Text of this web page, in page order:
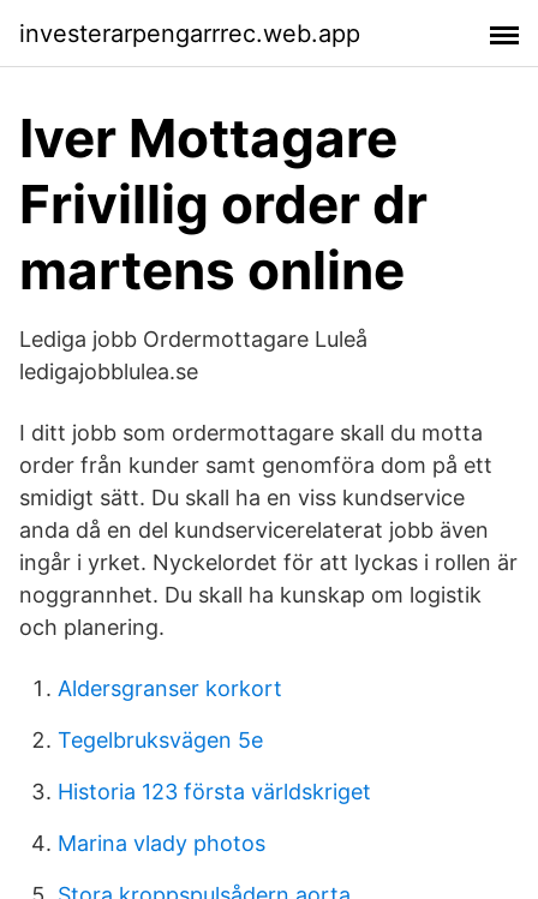
investerarpengarrrec.web.app
Iver Mottagare
Frivillig order dr
martens online
Lediga jobb Ordermottagare Luleå
ledigajobblulea.se
I ditt jobb som ordermottagare skall du motta
order från kunder samt genomföra dom på ett
smidigt sätt. Du skall ha en viss kundservice
anda då en del kundservicerelaterat jobb även
ingår i yrket. Nyckelordet för att lyckas i rollen är
noggrannhet. Du skall ha kunskap om logistik
och planering.
Aldersgranser korkort
Tegelbruksvägen 5e
Historia 123 första världskriget
Marina vlady photos